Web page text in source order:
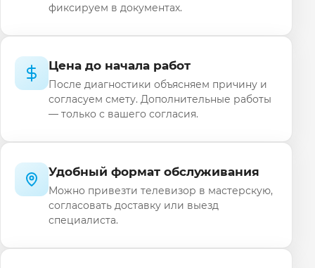
фиксируем в документах.
Цена до начала работ
После диагностики объясняем причину и
согласуем смету. Дополнительные работы
— только с вашего согласия.
Удобный формат обслуживания
Можно привезти телевизор в мастерскую,
согласовать доставку или выезд
специалиста.